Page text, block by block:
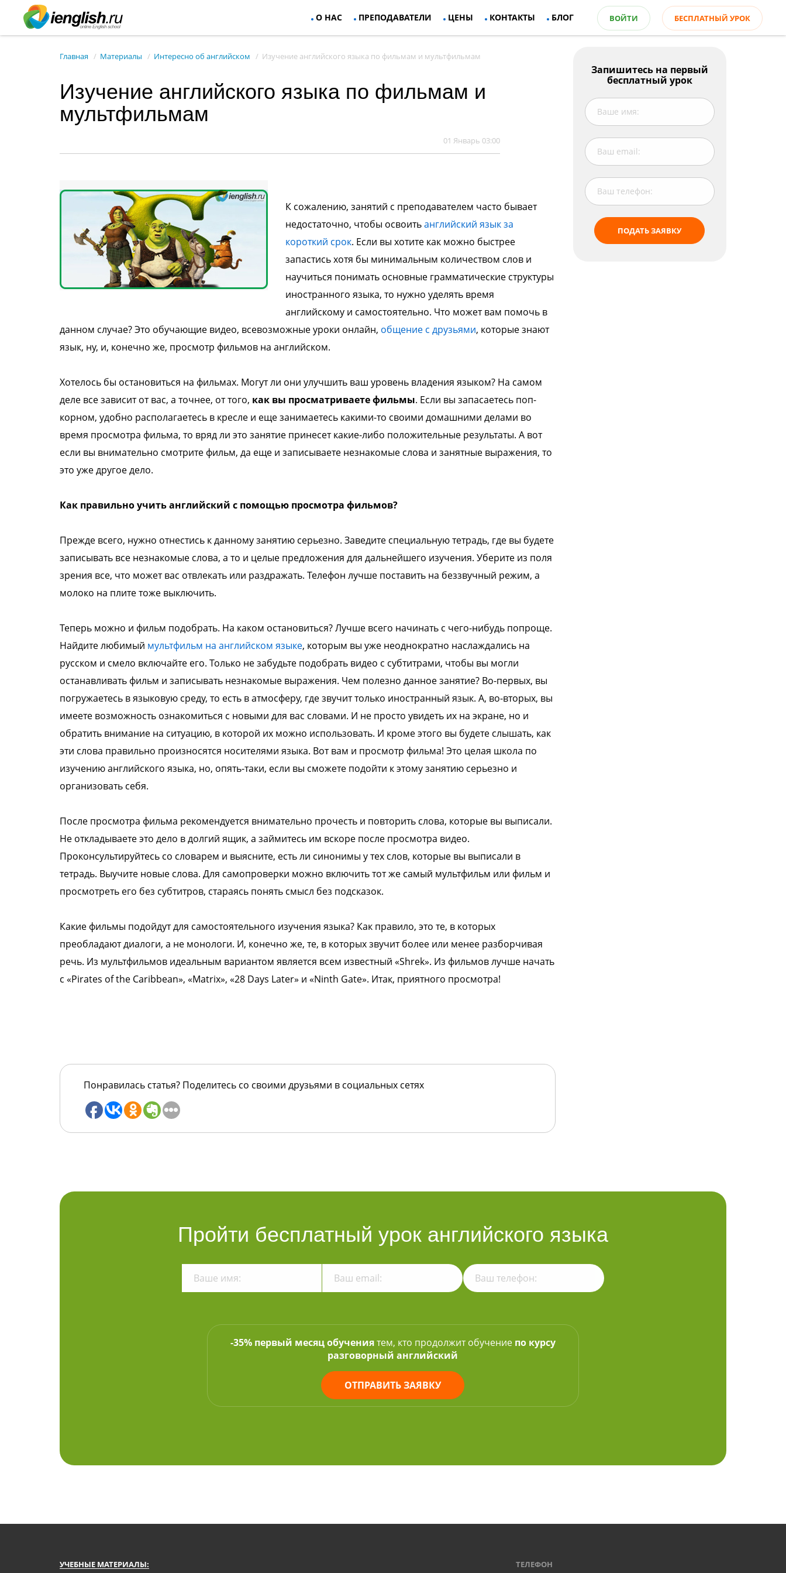
ВОЙТИ БЕСПЛАТНЫЙ УРОК
О НАС ПРЕПОДАВАТЕЛИ ЦЕНЫ КОНТАКТЫ БЛОГ
Главная Материалы Интересно об английском Изучение английского языка по фильмам и мультфильмам
Изучение английского языка по фильмам и
мультфильмам
01 Январь 03:00
Запишитесь на первый
бесплатный урок
ПОДАТЬ ЗАЯВКУ
К сожалению, занятий с преподавателем часто бывает
недостаточно, чтобы освоитьанглийский язык за
короткий срок. Если вы хотите как можно быстрее
запастись хотя бы минимальным количеством слов и
научиться понимать основные грамматические структуры
иностранного языка, то нужно уделять время
английскому и самостоятельно. Что может вам помочь в
данном случае? Это обучающие видео, всевозможные уроки онлайн, общение с друзьями, которые знают
язык, ну, и, конечно же, просмотр фильмов на английском.
Хотелось бы остановиться на фильмах. Могут ли они улучшить ваш уровень владения языком? На самом
деле все зависит от вас, а точнее, от того, как вы просматриваете фильмы. Если вы запасаетесь поп-
корном, удобно располагаетесь в кресле и еще занимаетесь какими-то своими домашними делами во
время просмотра фильма, то вряд ли это занятие принесет какие-либо положительные результаты. А вот
если вы внимательно смотрите фильм, да еще и записываете незнакомые слова и занятные выражения, то
это уже другое дело.
Как правильно учить английский с помощью просмотра фильмов?
Прежде всего, нужно отнестись к данному занятию серьезно. Заведите специальную тетрадь, где вы будете
записывать все незнакомые слова, а то и целые предложения для дальнейшего изучения. Уберите из поля
зрения все, что может вас отвлекать или раздражать. Телефон лучше поставить на беззвучный режим, а
молоко на плите тоже выключить.
Теперь можно и фильм подобрать. На каком остановиться? Лучше всего начинать с чего-нибудь попроще.
Найдите любимый мультфильм на английском языке, которым вы уже неоднократно наслаждались на
русском и смело включайте его. Только не забудьте подобрать видео с субтитрами, чтобы вы могли
останавливать фильм и записывать незнакомые выражения. Чем полезно данное занятие? Во-первых, вы
погружаетесь в языковую среду, то есть в атмосферу, где звучит только иностранный язык. А, во-вторых, вы
имеете возможность ознакомиться с новыми для вас словами. И не просто увидеть их на экране, но и
обратить внимание на ситуацию, в которой их можно использовать. И кроме этого вы будете слышать, как
эти слова правильно произносятся носителями языка. Вот вам и просмотр фильма! Это целая школа по
изучению английского языка, но, опять-таки, если вы сможете подойти к этому занятию серьезно и
организовать себя.
После просмотра фильма рекомендуется внимательно прочесть и повторить слова, которые вы выписали.
Не откладываете это дело в долгий ящик, а займитесь им вскоре после просмотра видео.
Проконсультируйтесь со словарем и выясните, есть ли синонимы у тех слов, которые вы выписали в
тетрадь. Выучите новые слова. Для самопроверки можно включить тот же самый мультфильм или фильм и
просмотреть его без субтитров, стараясь понять смысл без подсказок.
Какие фильмы подойдут для самостоятельного изучения языка? Как правило, это те, в которых
преобладают диалоги, а не монологи. И, конечно же, те, в которых звучит более или менее разборчивая
речь. Из мультфильмов идеальным вариантом является всем известный «Shrek». Из фильмов лучше начать
с «Pirates of the Caribbean», «Matrix», «28 Days Later» и «Ninth Gate». Итак, приятного просмотра!
Понравилась статья? Поделитесь со своими друзьями в социальных сетях
Пройти бесплатный урок английского языка
-35% первый месяц обучениятем, кто продолжит обучение по курсу
разговорный английский
ОТПРАВИТЬ ЗАЯВКУ
УЧЕБНЫЕ МАТЕРИАЛЫ: ТЕЛЕФОН